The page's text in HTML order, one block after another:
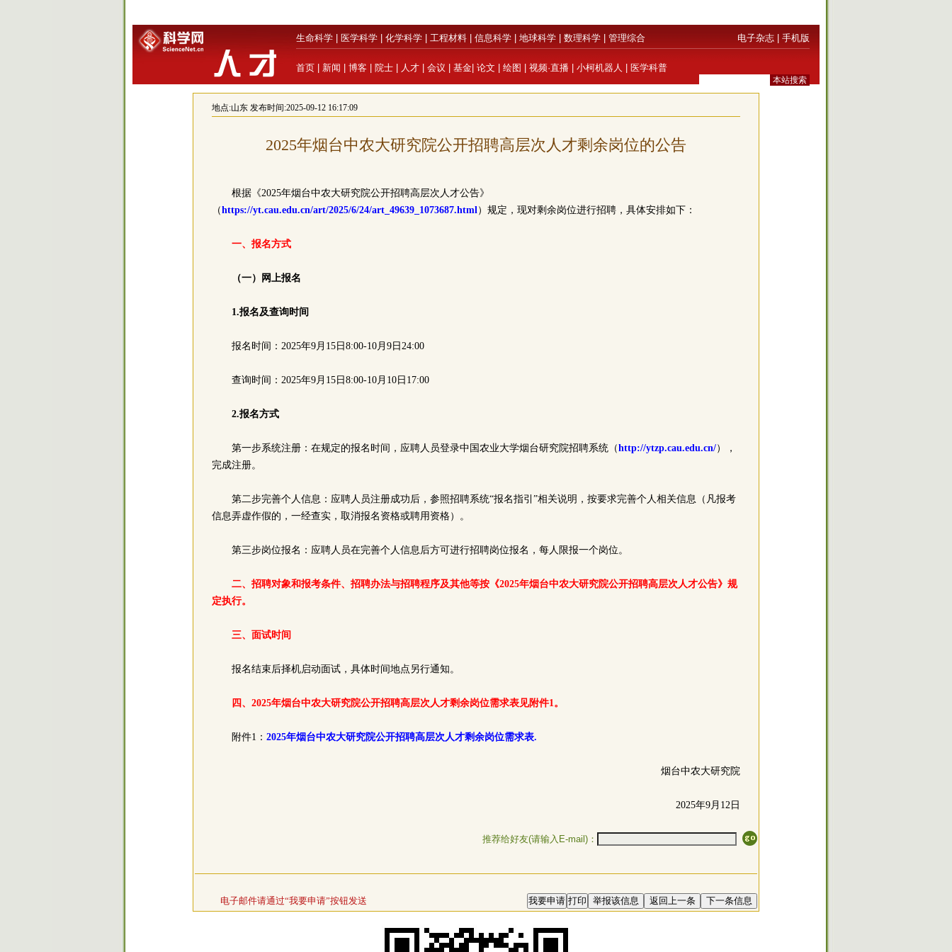
生命科学 医学科学 化学科学 工程材料 信息科学 地球科学 数理科学 管理综合 电子杂志 手机版
首页 新闻 博客 院士 人才 会议 基金 论文 绘图 视频·直播 小柯机器人 医学科普
地点:山东发布时间:2025-09-12 16:17:09
2025年烟台中农大研究院公开招聘高层次人才剩余岗位的公告
根据《2025年烟台中农大研究院公开招聘高层次人才公告》
（https://yt.cau.edu.cn/art/2025/6/24/art_49639_1073687.html）规定，现对剩余岗位进行招聘，具体安排如下：
一、报名方式
（一）网上报名
1.报名及查询时间
报名时间：2025年9月15日8:00-10月9日24:00
查询时间：2025年9月15日8:00-10月10日17:00
2.报名方式
第一步系统注册：在规定的报名时间，应聘人员登录中国农业大学烟台研究院招聘系统（http://ytzp.cau.edu.cn/），
完成注册。
第二步完善个人信息：应聘人员注册成功后，参照招聘系统“报名指引”相关说明，按要求完善个人相关信息（凡报考
信息弄虚作假的，一经查实，取消报名资格或聘用资格）。
第三步岗位报名：应聘人员在完善个人信息后方可进行招聘岗位报名，每人限报一个岗位。
二、招聘对象和报考条件、招聘办法与招聘程序及其他等按《2025年烟台中农大研究院公开招聘高层次人才公告》规
定执行。
三、面试时间
报名结束后择机启动面试，具体时间地点另行通知。
四、2025年烟台中农大研究院公开招聘高层次人才剩余岗位需求表见附件1。
附件1： 2025年烟台中农大研究院公开招聘高层次人才剩余岗位需求表.
烟台中农大研究院
2025年9月12日
推荐给好友(请输入E-mail)：
电子邮件请通过“我要申请”按钮发送